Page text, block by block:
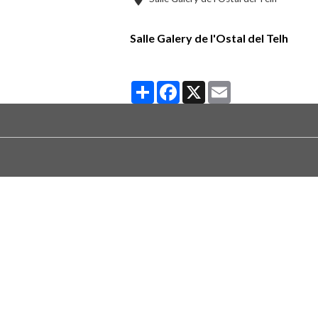
Salle Galery de l'Ostal del Telh
PartagerFacebook
X